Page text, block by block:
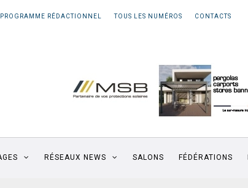
PROGRAMME RÉDACTIONNEL TOUS LES NUMÉROS CONTACTS
RÉSEAUX NEWS SALONS FÉDÉRATIONS